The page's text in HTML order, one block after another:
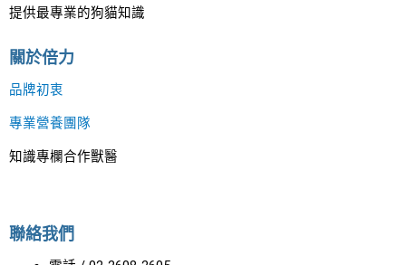
提供最專業的狗貓知識
關於倍力
品牌初衷
專業營養團隊
知識專欄合作獸醫
聯絡我們